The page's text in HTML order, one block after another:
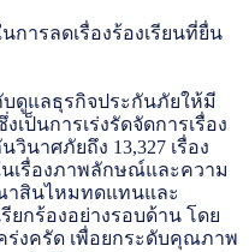
การลดเรื่องร้องเรียนที่ยื่น
ดูแลธุรกิจประกันภัยให้มี
ป็นการเร่งรัดจัดการเรื่อง
นาศภัยถึง 13,327 เรื่อง
นเรื่องภาพลักษณ์และความ
าสินไหมทดแทนและ
กร้องอย่างรอบด้าน โดย
ร่งครัด เพื่อยกระดับคุณภาพ